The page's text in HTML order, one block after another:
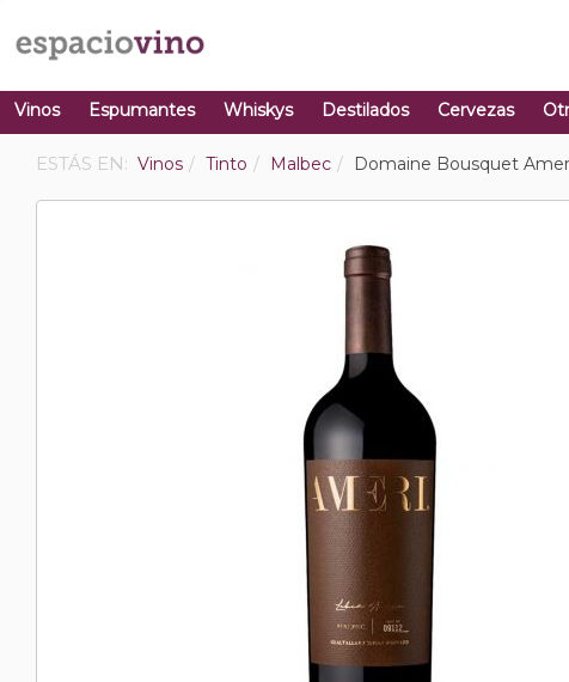
Vinos Espumantes Whiskys Destilados Cervezas
ESTÁS EN: Vinos Tinto Malbec Domaine Bousquet